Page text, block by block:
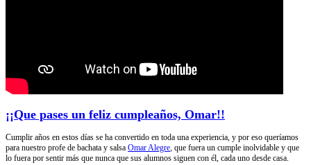
¡¡Que pases un feliz cumpleaños, Omar!!
Cumplir años en estos días se ha convertido en toda una experiencia, y por eso queríamos
para nuestro profe de bachata y salsa Omar Alegre, que fuera un cumple inolvidable y que
lo fuera por sentir más que nunca que sus alumnos siguen con él, cada uno desde casa.